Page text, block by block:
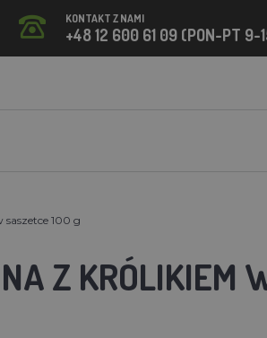
KONTAKT Z NAMI
+48 12 600 61 09 (PON-PT 9-
100 g
Z KRÓLIKIEM